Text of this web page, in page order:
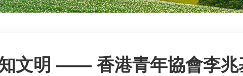
文明 —— 香港青年協會李兆